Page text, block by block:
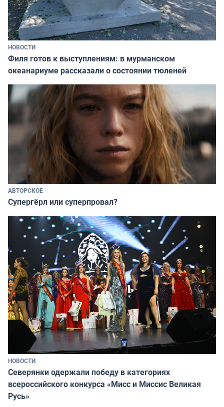
НОВОСТИ
Филя готов к выступлениям: в мурманском
океанариуме рассказали о состоянии тюленей
АВТОРСКОЕ
Супергёрл или суперпровал?
НОВОСТИ
Северянки одержали победу в категориях
всероссийского конкурса «Мисс и Миссис Великая
Русь»